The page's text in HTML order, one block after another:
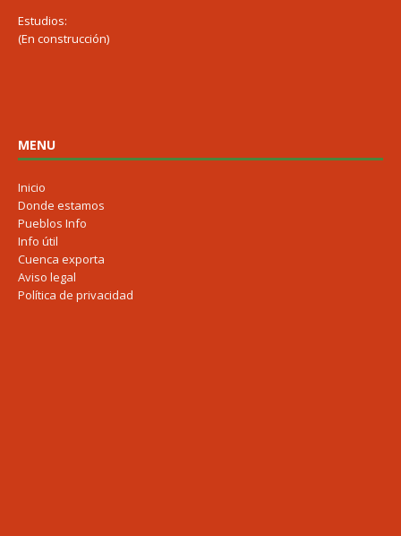
Estudios:
(En construcción)
MENU
Inicio
Donde estamos
Pueblos Info
Info útil
Cuenca exporta
Aviso legal
Política de privacidad